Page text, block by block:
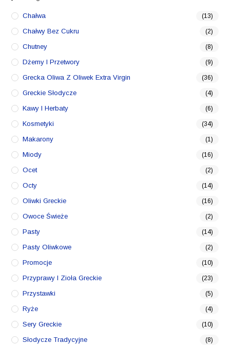
Chałwa (13)
Chałwy Bez Cukru (2)
Chutney (8)
Dżemy I Przetwory (9)
Grecka Oliwa Z Oliwek Extra Virgin (36)
Greckie Słodycze (4)
Kawy I Herbaty (6)
Kosmetyki (34)
Makarony (1)
Miody (16)
Ocet (2)
Octy (14)
Oliwki Greckie (16)
Owoce Świeże (2)
Pasty (14)
Pasty Oliwkowe (2)
Promocje (10)
Przyprawy I Zioła Greckie (23)
Przystawki (5)
Ryże (4)
Sery Greckie (10)
Słodycze Tradycyjne (8)